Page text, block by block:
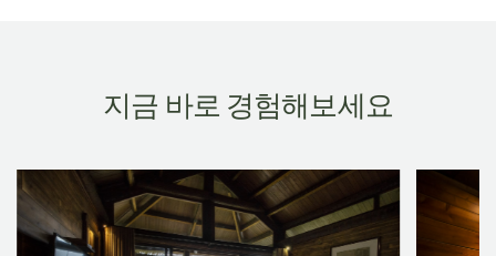
지금 바로 경험해보세요